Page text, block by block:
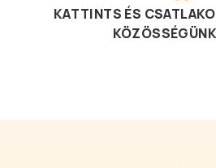
KATTINTS ÉS